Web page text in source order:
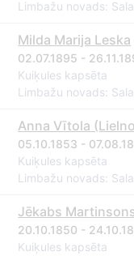
Limbažu novads:
Milda Marija Leska
02.07.1895 -
Kuiķules kapsēta
Limbažu novads:
Anna Vītola
05.10.1853 -
Kuiķules kapsēta
Limbažu novads:
Jēkabs
20.10.1850 -
Kuiķules kapsēta